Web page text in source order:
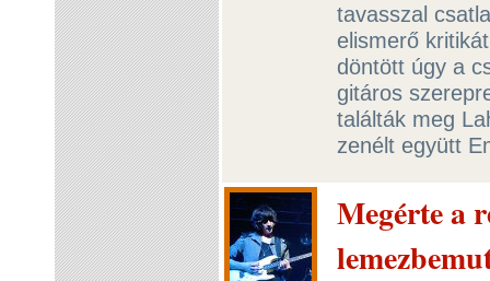
tavasszal
elismerő
döntött úgy a
gitáros
találták meg
zenélt együtt
Megérte a